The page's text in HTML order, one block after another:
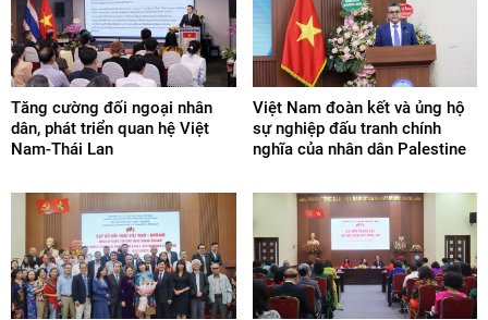
Tăng cường đối ngoại nhân
dân, phát triển quan hệ Việt
Nam-Thái Lan
Việt Nam đoàn kết và ủng hộ
sự nghiệp đấu tranh chính
nghĩa của nhân dân Palestine